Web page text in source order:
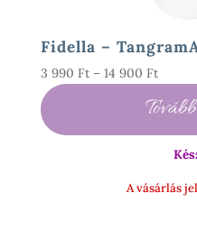
Fidella –
3 990 Ft – 14 900 Ft
990 Ft
-
A vásárlás